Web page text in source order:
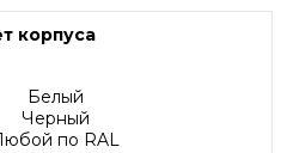
корпуса
Белый
Черный
по RAL